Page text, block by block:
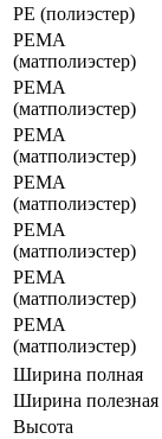
РЕ (полиэстер)
РЕМА
(матполиэстер)
РЕМА
(матполиэстер)
РЕМА
(матполиэстер)
РЕМА
(матполиэстер)
РЕМА
(матполиэстер)
РЕМА
(матполиэстер)
РЕМА
(матполиэстер)
Ширина полная
Ширина полезная
Высота